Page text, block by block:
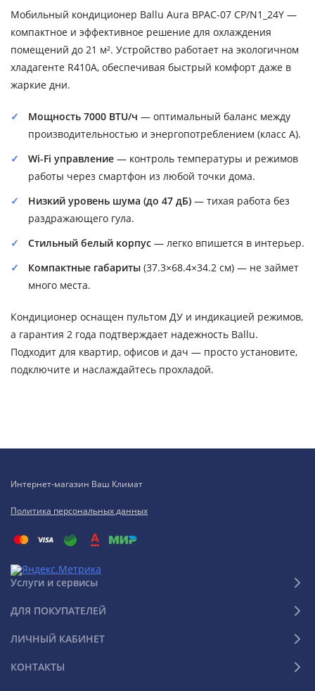
Мобильный кондиционер Ballu Aura BPAC-07 CP/N1_24Y —
компактное и эффективное решение для охлаждения
помещений до 21 м². Устройство работает на экологичном
хладагенте R410A, обеспечивая быстрый комфорт даже в
жаркие дни.
Мощность 7000 BTU/ч — оптимальный баланс между
производительностью и энергопотреблением (класс A).
Wi-Fi управление — контроль температуры и режимов
работы через смартфон из любой точки дома.
Низкий уровень шума (до 47 дБ) — тихая работа без
раздражающего гула.
Стильный белый корпус — легко впишется в интерьер.
Компактные габариты (37.3×68.4×34.2 см) — не займет
много места.
Кондиционер оснащен пультом ДУ и индикацией режимов,
а гарантия 2 года подтверждает надежность Ballu.
Подходит для квартир, офисов и дач — просто установите,
подключите и наслаждайтесь прохладой.
Интернет-магазин Ваш Климат
Политика персональных данных
Услуги и сервисы
ДЛЯ ПОКУПАТЕЛЕЙ
ЛИЧНЫЙ КАБИНЕТ
КОНТАКТЫ